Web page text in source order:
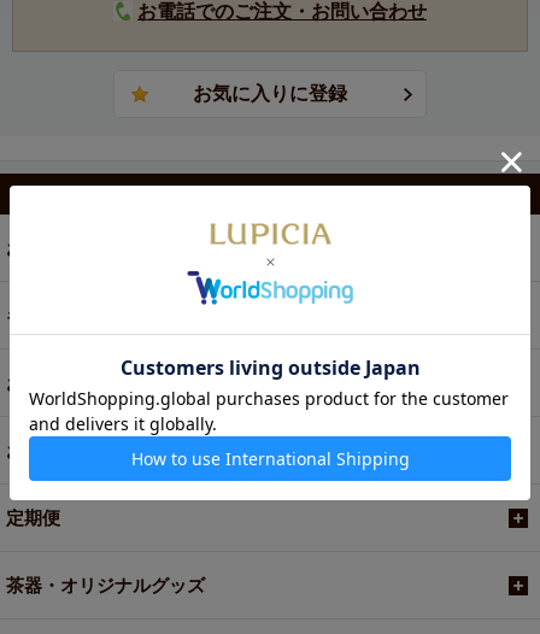
お電話でのご注文・お問い合わせ
お茶
ギフト
お菓子・食品・飲料
お買い得商品
定期便
茶器・オリジナルグッズ